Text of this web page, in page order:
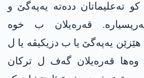
کو تەعلیماتان ددەتە یەپەگێ و
قەرەیلان ب خوە
یەپەگێ یا ب دزیکیڤە یا ل
وەھا قەرەیلان گەف ل ترکان